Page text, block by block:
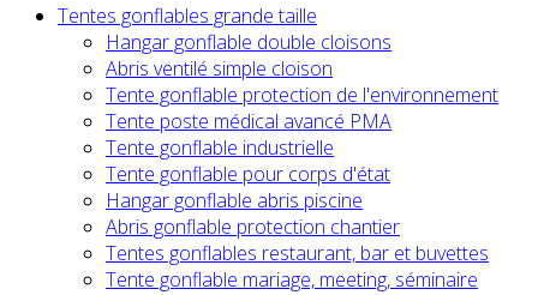
Tentes gonflables grande taille
Hangar gonflable double cloisons
Abris ventilé simple cloison
Tente gonflable protection de l'environnement
Tente poste médical avancé PMA
Tente gonflable industrielle
Tente gonflable pour corps d'état
Hangar gonflable abris piscine
Abris gonflable protection chantier
Tentes gonflables restaurant, bar et buvettes
Tente gonflable mariage, meeting, séminaire